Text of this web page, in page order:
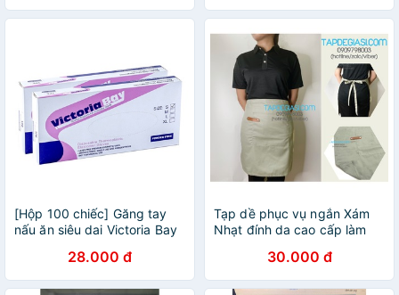
[Hộp 100 chiếc] Găng tay
nấu ăn siêu dai Victoria Bay
Vật liệu TPE thân thiện với
con người
28.000 đ
Tạp dề phục vụ ngắn Xám
Nhạt đính da cao cấp làm
30.000 đ